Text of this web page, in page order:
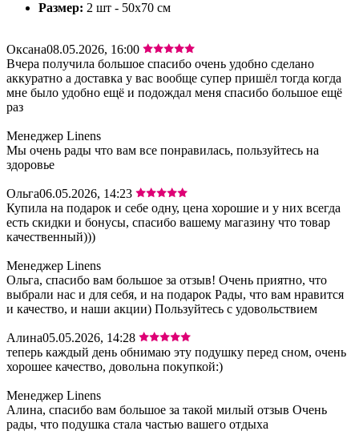
Размер: 2 шт - 50х70 см
Оксана08.05.2026, 16:00
Вчера получила большое спасибо очень удобно сделано
аккуратно а доставка у вас вообще супер пришёл тогда когда
мне было удобно ещё и подождал меня спасибо большое ещё
раз
Менеджер Linens
Мы очень рады что вам все понравилась, пользуйтесь на
здоровье
Ольга06.05.2026, 14:23
Купила на подарок и себе одну, цена хорошие и у них всегда
есть скидки и бонусы, спасибо вашему магазину что товар
качественный)))
Менеджер Linens
Ольга, спасибо вам большое за отзыв! Очень приятно, что
выбрали нас и для себя, и на подарок Рады, что вам нравится
и качество, и наши акции) Пользуйтесь с удовольствием
Алина05.05.2026, 14:28
теперь каждый день обнимаю эту подушку перед сном, очень
хорошее качество, довольна покупкой:)
Менеджер Linens
Алина, спасибо вам большое за такой милый отзыв Очень
рады, что подушка стала частью вашего отдыха